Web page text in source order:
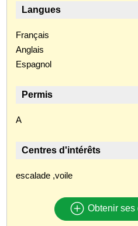
Langues
Français
Anglais
Espagnol
Permis
A
Centres d'intérêts
escalade ,voile
Obtenir ses